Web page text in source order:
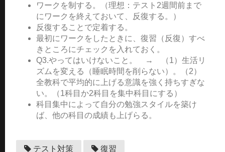
ワークを制する。（理想：テスト2週間前まで
にワークを終えておいて、反復する。）
反復することで定着する。
最初にワークをしたときに、復習（反復）すべ
きところにチェックを入れておく。
Q3.やってはいけないこと。 → （1）生活リ
ズムを変える（睡眠時間を削らない）。（2）
全教科で平均的に上げる意識を強く持ちすぎな
い。（1科目か2科目を集中科目にする）
科目集中によって自分の勉強スタイルを築け
ば、他の科目の成績も上げらる。
テスト対策 復習